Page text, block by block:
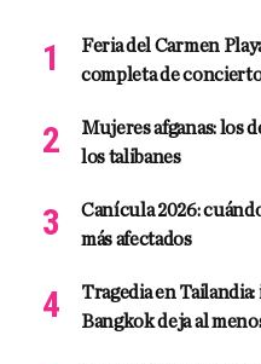
Feria del Carmen
completa de
Mujeres afganas: los
los talibanes
Canícula 2026:
más afectados
Tragedia en
Bangkok deja al